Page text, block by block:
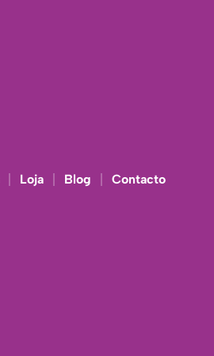
Loja Blog Contacto